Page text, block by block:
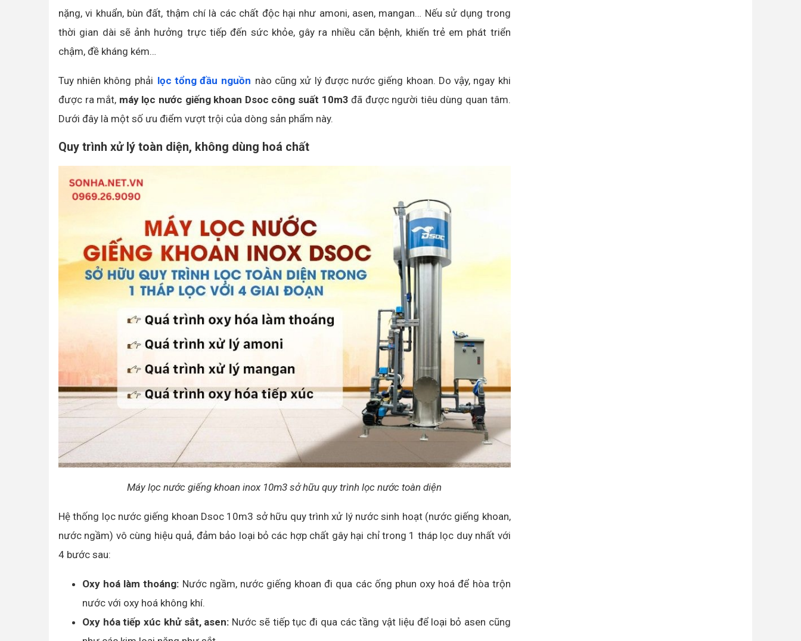
nặng, vi khuẩn, bùn đất, thậm chí là các chất độc hại như amoni, asen, mangan… Nếu sử dụng trong
thời gian dài sẽ ảnh hưởng trực tiếp đến sức khỏe, gây ra nhiều căn bệnh, khiến trẻ em phát triển
chậm, đề kháng kém…
Tuy nhiên không phải lọc tổng đầu nguồn nào cũng xử lý được nước giếng khoan. Do vậy, ngay khi
được ra mắt, máy lọc nước giếng khoan Dsoc công suất 10m3 đã được người tiêu dùng quan tâm.
Dưới đây là một số ưu điểm vượt trội của dòng sản phẩm này.
Quy trình xử lý toàn diện, không dùng hoá chất
Máy lọc nước giếng khoan inox 10m3 sở hữu quy trình lọc nước toàn diện
Hệ thống lọc nước giếng khoan Dsoc 10m3 sở hữu quy trình xử lý nước sinh hoạt (nước giếng khoan,
nước ngầm) vô cùng hiệu quả, đảm bảo loại bỏ các hợp chất gây hại chỉ trong 1 tháp lọc duy nhất với
4 bước sau:
Oxy hoá làm thoáng: Nước ngầm, nước giếng khoan đi qua các ống phun oxy hoá để hòa trộn
nước với oxy hoá không khí.
Oxy hóa tiếp xúc khử sắt, asen: Nước sẽ tiếp tục đi qua các tầng vật liệu để loại bỏ asen cũng